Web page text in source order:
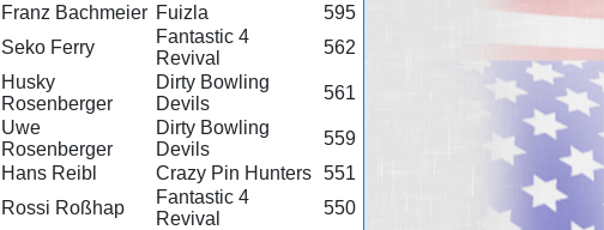
Franz Bachmeier Fuizla
595
Seko Ferry
Fantastic 4
Revival
562
Husky
Rosenberger
Dirty Bowling
Devils
561
Uwe
Rosenberger
Dirty Bowling
Devils
559
Hans Reibl Crazy Pin Hunters 551
Rossi Roßhap
Fantastic 4
Revival
550